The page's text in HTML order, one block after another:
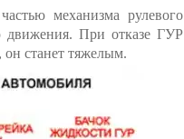
механизма рулевого
движения. При отказе ГУР
он станет тяжелым.